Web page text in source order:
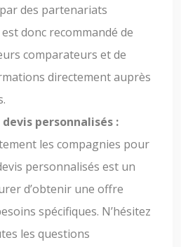
des partenariats
donc recommandé de
comparateurs et de
directement auprès
personnalisés :
les compagnies pour
personnalisés est un
d’obtenir une offre
spécifiques. N’hésitez
les questions